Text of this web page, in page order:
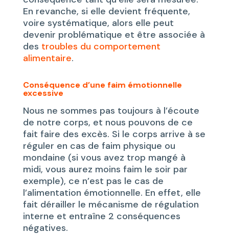
En revanche, si elle devient fréquente,
voire systématique, alors elle peut
devenir problématique et être associée à
des troubles du comportement
alimentaire.
Conséquence d’une faim émotionnelle
excessive
Nous ne sommes pas toujours à l’écoute
de notre corps, et nous pouvons de ce
fait faire des excès. Si le corps arrive à se
réguler en cas de faim physique ou
mondaine (si vous avez trop mangé à
midi, vous aurez moins faim le soir par
exemple), ce n’est pas le cas de
l’alimentation émotionnelle. En effet, elle
fait dérailler le mécanisme de régulation
interne et entraîne 2 conséquences
négatives.